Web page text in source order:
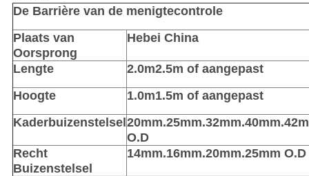
De Barrière van de menigtecontrole
Plaats van
Oorsprong
Hebei China
Lengte
2.0m2.5m of aangepast
Hoogte
1.0m1.5m of aangepast
Kaderbuizenstelsel
O.D
Recht
Buizenstelsel
14mm.16mm.20mm.25mm O.D